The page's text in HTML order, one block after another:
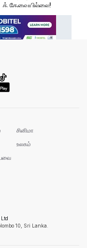
தேவையில்லை!
கேள்விதான்
எதிர்காலம்
ஏன் இவ்வாறு
சந்தேகத்தை
சினிமா
உலகம்
10, Sri Lanka.